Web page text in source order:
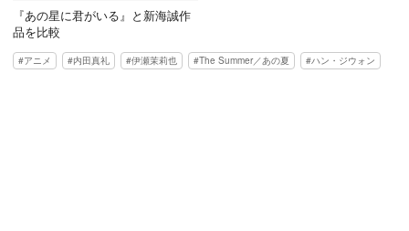
『あの星に君がいる』と新海誠作
品を比較
アニメ 内田真礼 伊瀬茉莉也 The Summer／あの夏 ハン・ジウォン